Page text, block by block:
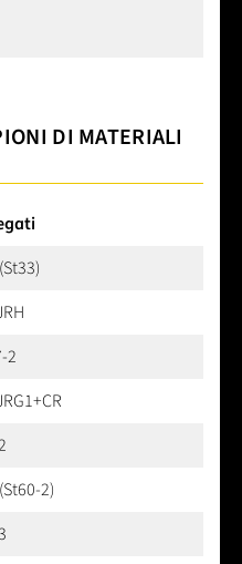
DI MATERIALI
2
2)